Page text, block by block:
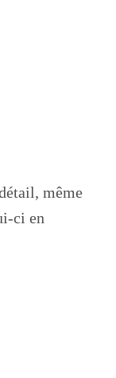
même
ci en